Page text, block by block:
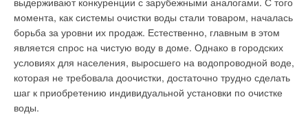
момента, как системы очистки воды стали товаром, началась
борьба за уровни их продаж. Естественно, главным в этом
является спрос на чистую воду в доме. Однако в городских
условиях для населения, выросшего на водопроводной воде,
которая не требовала доочистки, достаточно трудно сделать
шаг к приобретению индивидуальной установки по очистке
воды.
Ценовой разброс у производителей сократился, и
потребители в большей степени стали обращать внимание
на качество продукции и уровень обслуживания клиентов. Но
ассортимент полимерных труб нуждается в расширении. С
этим связано увеличение доли импортной продукции на
отечественном рынке. Примерно половину импортируемых
труб для водоснабжения и канализации (напорных и
ненапорных) составляют трубы большого диаметра.
Желателен также небольшой строительный объем.
Альтернативой обычному самотечному ливнестоку может
быть сифонная система.
Ливневая система бывает открытой и закрытой,
организованной и неорганизованной и т.д. По принципу
действия бывает самотечная и гравитационно-вакуумная.
Стоимость системы ливнестока, как правило, определяется